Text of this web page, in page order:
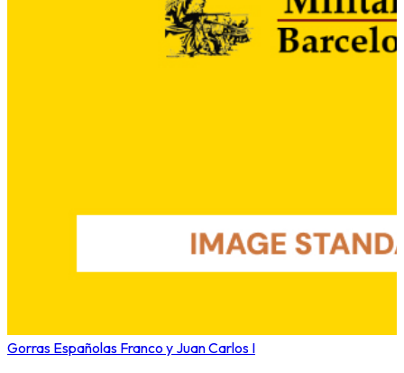
Gorras Españolas Franco y Juan Carlos I